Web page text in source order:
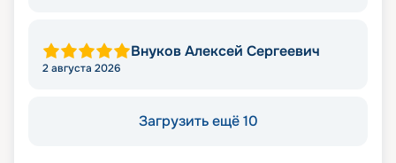
Внуков Алексей Сергеевич
2 августа 2026
Загрузить ещё 10